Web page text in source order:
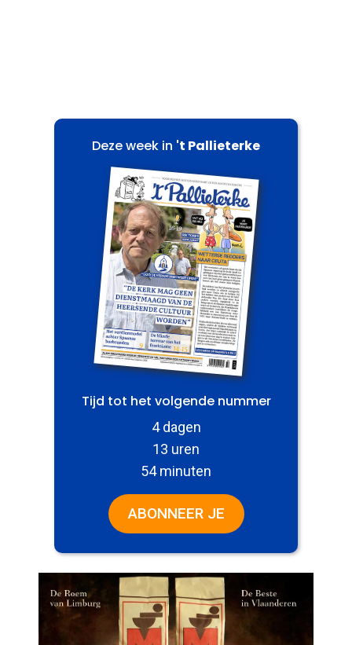
Deze week in 't Pallieterke
Tijd tot het volgende nummer
4 dagen
13 uren
54 minuten
ABONNEER JE